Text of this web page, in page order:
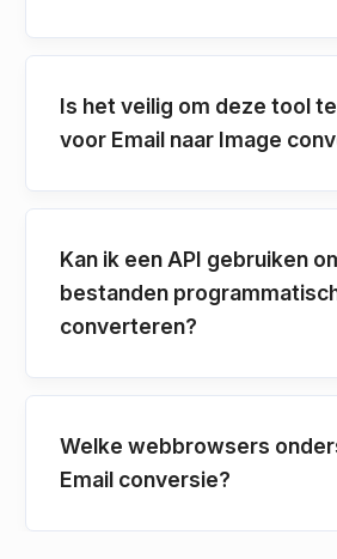
Is het veilig om deze tool
voor Email naar Image
Kan ik een API gebruiken
bestanden
converteren?
Welke webbrowsers
Email conversie?